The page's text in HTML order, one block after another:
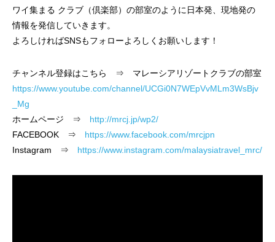
ワイ集まる クラブ（倶楽部）の部室のように日本発、現地発の
情報を発信していきます。
よろしければSNSもフォローよろしくお願いします！
チャンネル登録はこちら ⇒ マレーシアリゾートクラブの部室
https://www.youtube.com/channel/UCGi0N7WEpVvMLm3WsBjv
_Mg
ホームページ ⇒ http://mrcj.jp/wp2/
FACEBOOK ⇒ https://www.facebook.com/mrcjpn
Instagram ⇒ https://www.instagram.com/malaysiatravel_mrc/